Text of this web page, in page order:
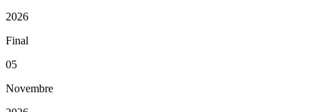
2026
Final
05
Novembre